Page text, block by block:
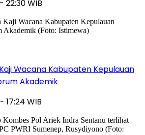
22:30 WIB
Wacana Kabupaten Kepulauan
Akademik
17:24 WIB